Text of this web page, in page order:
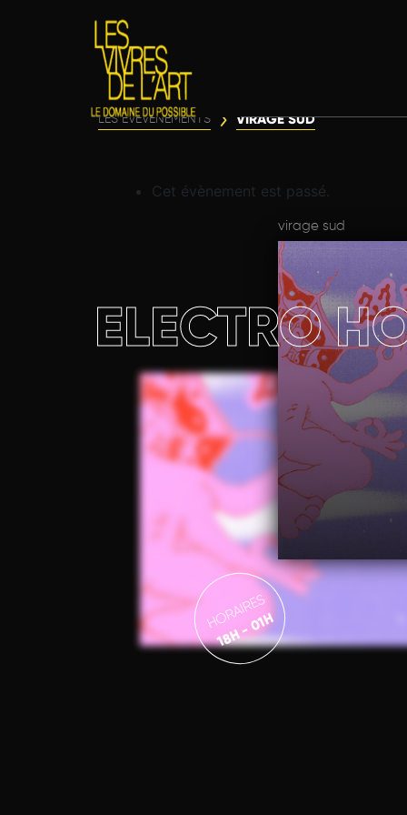
Cet évènement est passé.
LES ÉVÈVENEMENTS VIRAGE SUD
virage sud
ELECTRO
HORAIRES
18H - 01H